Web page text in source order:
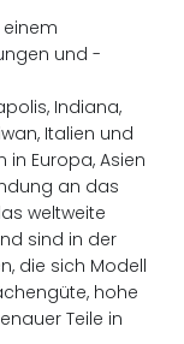
einem
und -
Indiana,
Italien und
Europa, Asien
an das
weltweite
sind in der
die sich Modell
hohe
Teile in